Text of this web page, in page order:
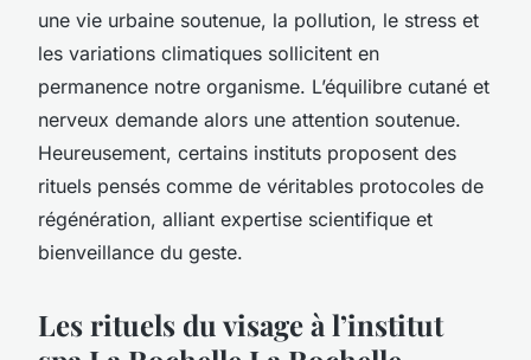
une vie urbaine soutenue, la pollution, le stress et
les variations climatiques sollicitent en
permanence notre organisme. L’équilibre cutané et
nerveux demande alors une attention soutenue.
Heureusement, certains instituts proposent des
rituels pensés comme de véritables protocoles de
régénération, alliant expertise scientifique et
bienveillance du geste.
Les rituels du visage à l’institut